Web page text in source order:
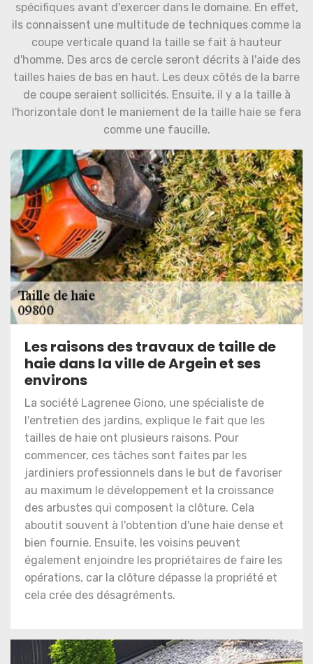
spécifiques avant d'exercer dans le domaine. En effet,
ils connaissent une multitude de techniques comme la
coupe verticale quand la taille se fait à hauteur
d'homme. Des arcs de cercle seront décrits à l'aide des
tailles haies de bas en haut. Les deux côtés de la barre
de coupe seraient sollicités. Ensuite, il y a la taille à
l'horizontale dont le maniement de la taille haie se fera
comme une faucille.
Les raisons des travaux de taille de
haie dans la ville de Argein et ses
environs
La société Lagrenee Giono, une spécialiste de
l'entretien des jardins, explique le fait que les
tailles de haie ont plusieurs raisons. Pour
commencer, ces tâches sont faites par les
jardiniers professionnels dans le but de favoriser
au maximum le développement et la croissance
des arbustes qui composent la clôture. Cela
aboutit souvent à l'obtention d'une haie dense et
bien fournie. Ensuite, les voisins peuvent
également enjoindre les propriétaires de faire les
opérations, car la clôture dépasse la propriété et
cela crée des désagréments.